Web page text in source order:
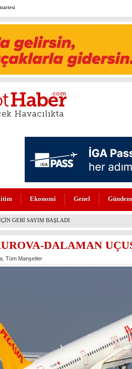
Ekonomi Genel Gündem
YATIRIM HEDEFLERİ (VİDEO)
DALAMAN
Tüm Manşetler